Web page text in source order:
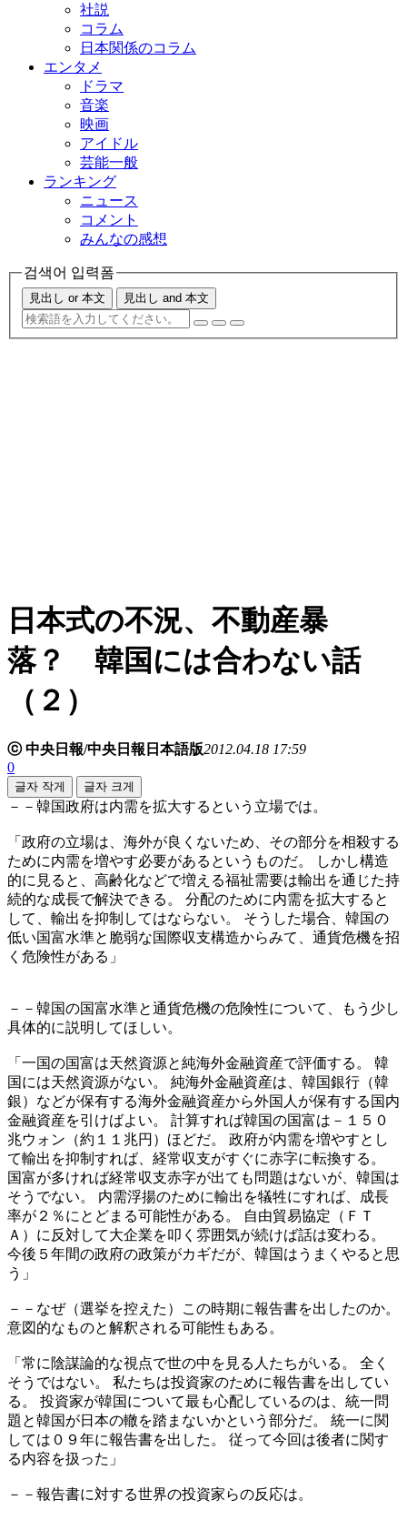
社説
コラム
日本関係のコラム
エンタメ
ドラマ
音楽
映画
アイドル
芸能一般
ランキング
ニュース
コメント
みんなの感想
검색어 입력폼
見出し or 本文 見出し and 本文
日本式の不況、不動産暴
落？ 韓国には合わない話
（２）
ⓒ 中央日報/中央日報日本語版2012.04.18 17:59
0
글자 작게 글자 크게
－－韓国政府は内需を拡大するという立場では。
「政府の立場は、海外が良くないため、その部分を相殺する
ために内需を増やす必要があるというものだ。 しかし構造
的に見ると、高齢化などで増える福祉需要は輸出を通じた持
続的な成長で解決できる。 分配のために内需を拡大すると
して、輸出を抑制してはならない。 そうした場合、韓国の
低い国富水準と脆弱な国際収支構造からみて、通貨危機を招
く危険性がある」
－－韓国の国富水準と通貨危機の危険性について、もう少し
具体的に説明してほしい。
「一国の国富は天然資源と純海外金融資産で評価する。 韓
国には天然資源がない。 純海外金融資産は、韓国銀行（韓
銀）などが保有する海外金融資産から外国人が保有する国内
金融資産を引けばよい。 計算すれば韓国の国富は－１５０
兆ウォン（約１１兆円）ほどだ。 政府が内需を増やすとし
て輸出を抑制すれば、経常収支がすぐに赤字に転換する。
国富が多ければ経常収支赤字が出ても問題はないが、韓国は
そうでない。 内需浮揚のために輸出を犠牲にすれば、成長
率が２％にとどまる可能性がある。 自由貿易協定（ＦＴ
Ａ）に反対して大企業を叩く雰囲気が続けば話は変わる。
今後５年間の政府の政策がカギだが、韓国はうまくやると思
う」
－－なぜ（選挙を控えた）この時期に報告書を出したのか。
意図的なものと解釈される可能性もある。
「常に陰謀論的な視点で世の中を見る人たちがいる。 全く
そうではない。 私たちは投資家のために報告書を出してい
る。 投資家が韓国について最も心配しているのは、統一問
題と韓国が日本の轍を踏まないかという部分だ。 統一に関
しては０９年に報告書を出した。 従って今回は後者に関す
る内容を扱った」
－－報告書に対する世界の投資家らの反応は。